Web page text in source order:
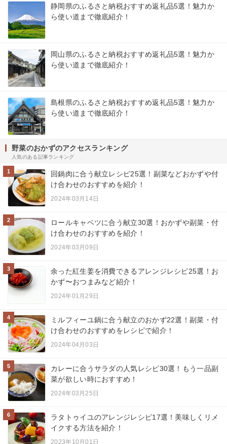
静岡県のふるさと納税おすすめ返礼品5選！魅力か
ら使い道まで徹底紹介！
岡山県のふるさと納税おすすめ返礼品5選！魅力か
ら使い道まで徹底紹介！
島根県のふるさと納税おすすめ返礼品5選！魅力か
ら使い道まで徹底紹介！
野菜のおかずのアクセスランキング
人気のある記事ランキング
1
回鍋肉に合う献立レシピ25選！副菜などおかずや付
け合わせのおすすめを紹介！
2024年03月14日
2
ロールキャベツに合う献立30選！おかずや副菜・付
け合わせのおすすめを紹介！
2024年03月09日
3
余った紅生姜を消費できるアレンジレシピ25選！お
かず〜おつまみなど紹介！
2024年01月29日
4
ミルフィーユ鍋に合う献立のおかず22選！副菜・付
け合わせのおすすめをレシピで紹介！
2024年04月03日
5
カレーに合うサラダの人気レシピ30選！もう一品副
菜が欲しい時におすすめ！
2024年03月25日
6
ラタトゥイユのアレンジレシピ17選！美味しくリメ
イクする方法を紹介！
2023年10月01日